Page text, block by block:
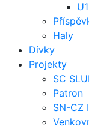
Haly
Dívky
Projekty
SC
Patron
SN-CZ